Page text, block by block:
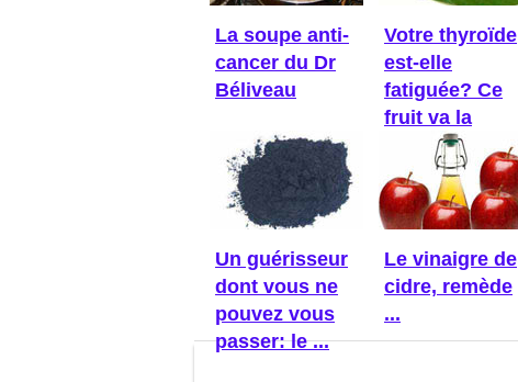
La soupe anti-
cancer du Dr
Béliveau
Votre thyroïde
est-elle
fatiguée? Ce
fruit va la
réveiller!
Un guérisseur
dont vous ne
pouvez vous
passer: le ...
Le vinaigre de
cidre, remède
...